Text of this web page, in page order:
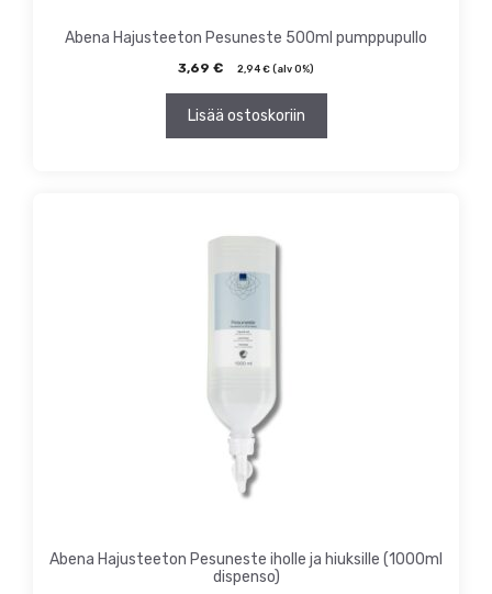
Abena Hajusteeton Pesuneste 500ml pumppupullo
3,69 € 2,94 € (alv 0%)
Lisää ostoskoriin
Abena Hajusteeton Pesuneste iholle ja hiuksille (1000ml
dispenso)